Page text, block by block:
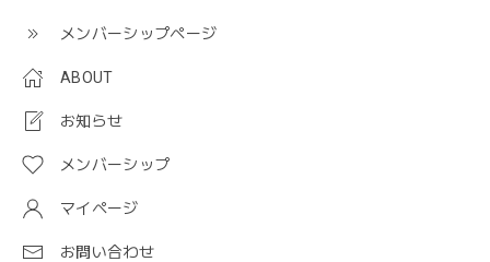
メンバーシップページ
ABOUT
お知らせ
メンバーシップ
マイページ
お問い合わせ